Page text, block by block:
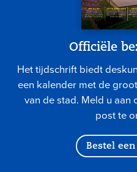
Officiële
Het tijdschrift biedt
een kalender met de
van de stad. Meld u
post te
Bestel